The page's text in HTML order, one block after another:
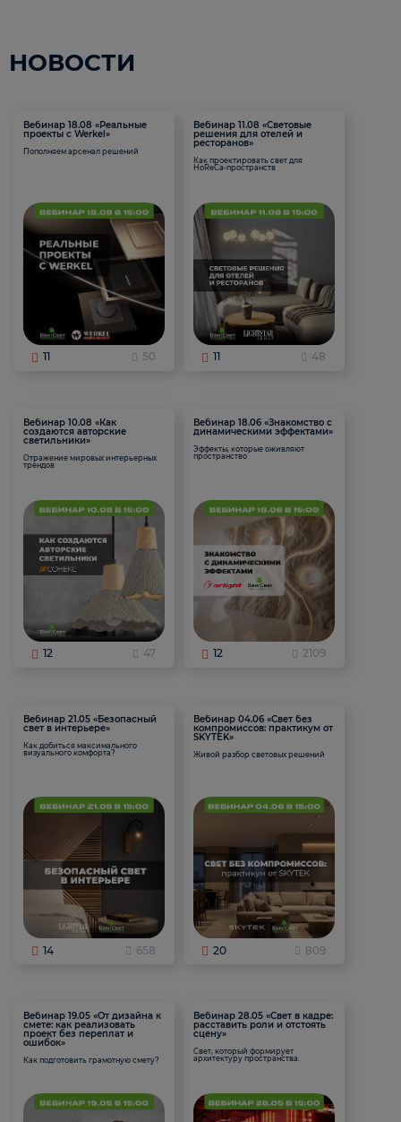
НОВОСТИ
Вебинар 18.08 «Реальные
проекты с Werkel»
Пополняем арсенал решений
11 50
Вебинар 11.08 «Световые
решения для отелей и
ресторанов»
Как проектировать свет для
HoReCa-пространств
11 48
Вебинар 10.08 «Как
создаются авторские
светильники»
Отражение мировых интерьерных
трендов
12 47
Вебинар 18.06 «Знакомство с
динамическими эффектами»
Эффекты, которые оживляют
пространство
12 2109
Вебинар 21.05 «Безопасный
свет в интерьере»
Как добиться максимального
визуального комфорта?
14 658
Вебинар 04.06 «Свет без
компромиссов: практикум от
SKYTEK»
Живой разбор световых решений
20 809
Вебинар 19.05 «От дизайна к
смете: как реализовать
проект без переплат и
ошибок»
Как подготовить грамотную смету?
Вебинар 28.05 «Свет в кадре:
расставить роли и отстоять
сцену»
Свет, который формирует
архитектуру пространства.